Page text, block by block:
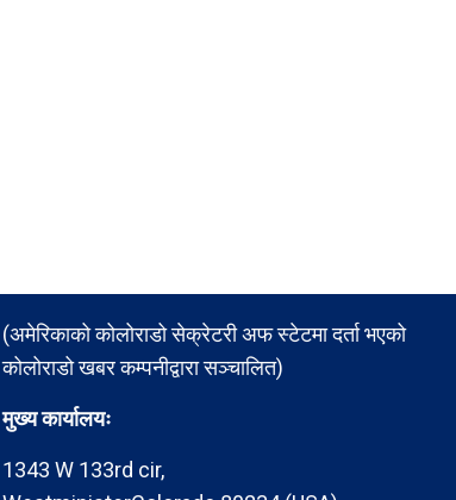
(अमेरिकाको कोलोराडो सेक्रेटरी अफ स्टेटमा दर्ता भएको
कोलोराडो खबर कम्पनीद्वारा सञ्चालित)
मुख्य कार्यालयः
1343 W 133rd cir,